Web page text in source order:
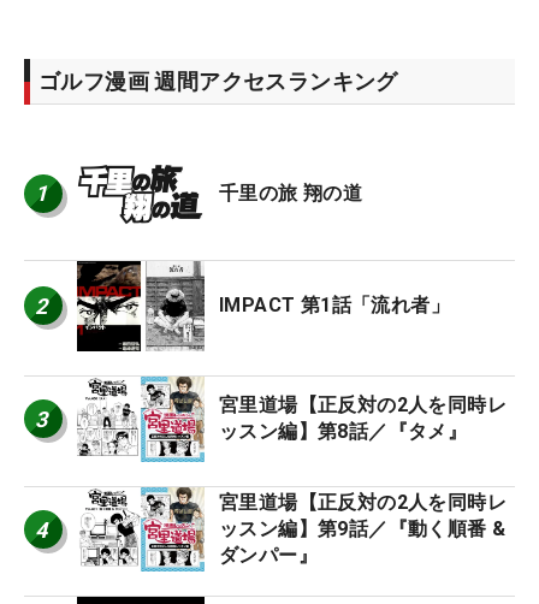
ゴルフ漫画 週間アクセスランキング
1 千里の旅 翔の道
2 IMPACT 第1話「流れ者」
3
宮里道場【正反対の2人を同時レ
ッスン編】第8話／『タメ』
4
宮里道場【正反対の2人を同時レ
ッスン編】第9話／『動く順番 &
ダンパー』